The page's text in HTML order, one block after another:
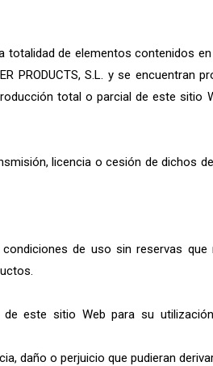
totalidad de elementos contenidos
PRODUCTS, S.L. y se encuentran
total o parcial de este
licencia o cesión de dichos
de uso sin reservas
este sitio Web para su
daño o perjuicio que pudieran